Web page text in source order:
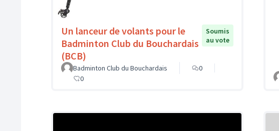
Un lanceur de volants pour le
Badminton Club du Bouchardais
(BCB)
Soumis
au vote
Badminton Club du Bouchardais
0
0